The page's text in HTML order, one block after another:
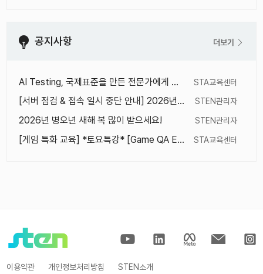
공지사항 더보기
AI Testing, 국제표준을 만든 전문가에게 직접 배우세요 (Stuart Reid 박사 직강) STA교육센터
[서버 점검 & 접속 일시 중단 안내] 2026년 1월 16일(금) 오후 11시 ~ 오후 12시 STEN관리자
2026년 병오년 새해 복 많이 받으세요! STEN관리자
[게임 특화 교육] *토요특강* [Game QA Engineering] 원데이 클래스 STA교육센터
이용약관 개인정보처리방침
STEN소개